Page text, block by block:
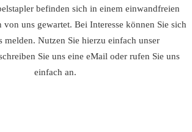
befinden sich in einem einwandfreien
von uns gewartet. Bei Interesse können Sie sich
melden. Nutzen Sie hierzu einfach unser
Sie uns eine eMail oder rufen Sie uns
einfach an.